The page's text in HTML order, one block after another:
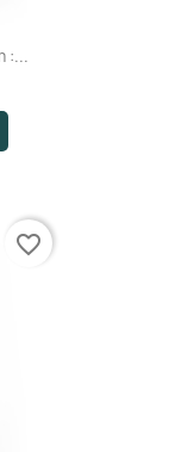
:...
favorite_border